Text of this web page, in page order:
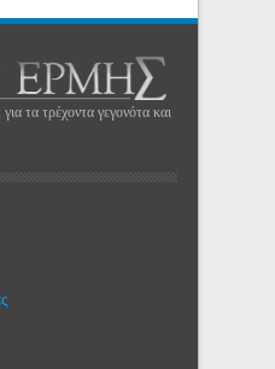
τα τρέχοντα γεγονότα και